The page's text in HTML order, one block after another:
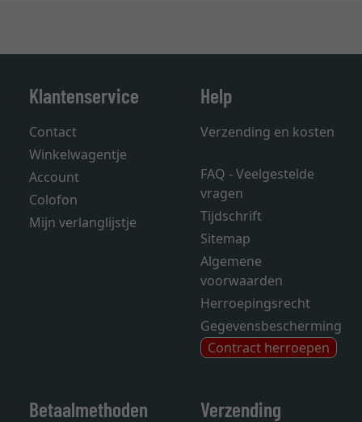
Klantenservice
Contact
Winkelwagentje
Account
Colofon
Mijn verlanglijstje
Help
Verzending en kosten
FAQ - Veelgestelde
vragen
Tijdschrift
Sitemap
Algemene
voorwaarden
Herroepingsrecht
Gegevensbescherming
Contract herroepen
Betaalmethoden Verzending